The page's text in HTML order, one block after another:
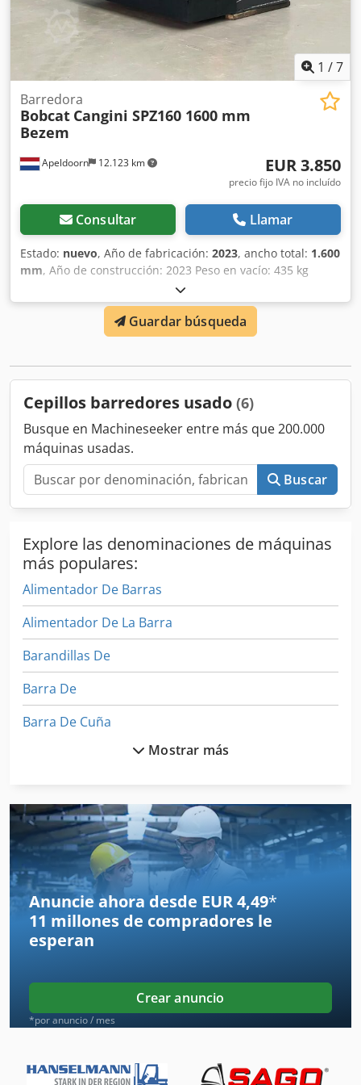
1 /7
Apeldoorn 12.123 km
Barredora
Bobcat Cangini SPZ160 1600 mm
Bezem
EUR 3.850
precio fijo IVA no incluído
Consultar Llamar
Estado: nuevo, Año de fabricación: 2023, ancho total: 1.600
mm, Año de construcción: 2023 Peso en vacío: 435 kg
Marcado CE: sí Estado general: muy bueno Dksdpfsp T
Sybex Amber Estado técnico: muy bueno Estado visual:
muy bueno Nueva cuchara barredora Cangini 1600 mm
para cargadoras compactas y de ruedas, accesorio Bobcat
Guardar búsqueda
Cepillos barredores usado (6)
Busque en Machineseeker entre más que 200.000
máquinas usadas.
Buscar
Explore las denominaciones de máquinas
más populares:
Alimentador De Barras
Alimentador De La Barra
Barandillas De
Barra De
Barra De Cuña
Barra De Ensalada
Barra De La Máquina
Barra De Seguridad
Barra De Sujecion
Barra De Traccion
Barras De Mandrinado
Barras De Profundidad
Barredora De Nieve
Mostrar más
Anuncie ahora desde EUR 4,49*
11 millones de compradores le
esperan
Crear anuncio
*por anuncio / mes